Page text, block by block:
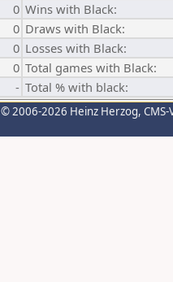
0 Wins with Black:
0 Draws with Black:
0 Losses with Black:
0 Total games with Black:
- Total % with black:
© 2006-2026 Heinz Herzog,